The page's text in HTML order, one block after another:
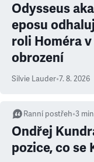
Odysseus
eposu
roli Homéra
obrození
Silvie Lauder•7. 8. 2026
Ranní postřeh•3
Ondřej
pozice, co se